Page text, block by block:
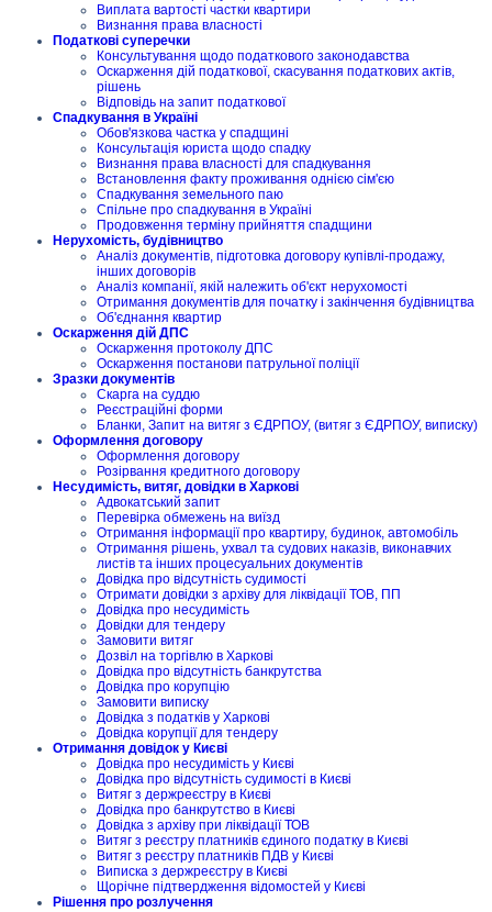
Виплата вартості частки квартири
Визнання права власності
Податкові суперечки
Консультування щодо податкового законодавства
Оскарження дій податкової, скасування податкових актів,
рішень
Відповідь на запит податкової
Спадкування в Україні
Обов'язкова частка у спадщині
Консультація юриста щодо спадку
Визнання права власності для спадкування
Встановлення факту проживання однією сім'єю
Спадкування земельного паю
Спільне про спадкування в Україні
Продовження терміну прийняття спадщини
Нерухомість, будівництво
Аналіз документів, підготовка договору купівлі-продажу,
інших договорів
Аналіз компанії, якій належить об'єкт нерухомості
Отримання документів для початку і закінчення будівництва
Об'єднання квартир
Оскарження дій ДПС
Оскарження протоколу ДПС
Оскарження постанови патрульної поліції
Зразки документів
Скарга на суддю
Реєстраційні форми
Бланки, Запит на витяг з ЄДРПОУ, (витяг з ЄДРПОУ, виписку)
Оформлення договору
Оформлення договору
Розірвання кредитного договору
Несудимість, витяг, довідки в Харкові
Адвокатський запит
Перевірка обмежень на виїзд
Отримання інформації про квартиру, будинок, автомобіль
Отримання рішень, ухвал та судових наказів, виконавчих
листів та інших процесуальних документів
Довідка про відсутність судимості
Отримати довідки з архіву для ліквідації ТОВ, ПП
Довідка про несудимість
Довідки для тендеру
Замовити витяг
Дозвіл на торгівлю в Харкові
Довідка про відсутність банкрутства
Довідка про корупцію
Замовити виписку
Довідка з податків у Харкові
Довідка корупції для тендеру
Отримання довідок у Києві
Довідка про несудимість у Києві
Довідка про відсутність судимості в Києві
Витяг з держреєстру в Києві
Довідка про банкрутство в Києві
Довідка з архіву при ліквідації ТОВ
Витяг з реєстру платників єдиного податку в Києві
Витяг з реєстру платників ПДВ у Києві
Виписка з держреєстру в Києві
Щорічне підтвердження відомостей у Києві
Рішення про розлучення